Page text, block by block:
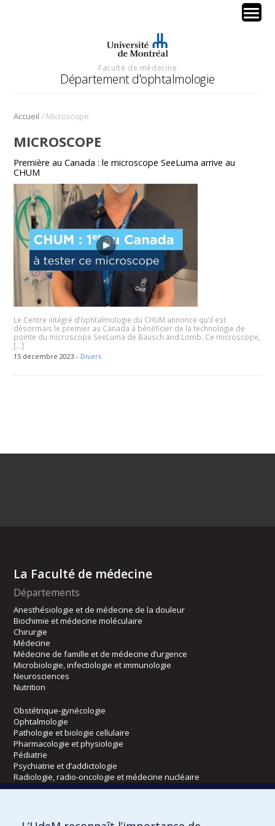
Faculté de médecine
Département d'ophtalmologie
Accueil / Microscope
MICROSCOPE
Première au Canada : le microscope SeeLuma arrive au
CHUM
Le Centre intégré d’ophtalmologie du CHUM annonce qu’il est
désormais le premier au Canada à bénéficier de la technologie de
pointe du microscope SeeLuma de Bausch and Lomb. Ce microscope,
[…]
15 décembre 2023 - Divers
La Faculté de médecine
Départements
Anesthésiologie et de médecine de la douleur
Biochimie et médecine moléculaire
Chirurgie
Médecine
Médecine de famille et de médecine d’urgence
Microbiologie, infectiologie et immunologie
Neurosciences
Nutrition
Obstétrique-gynécologie
Ophtalmologie
Pathologie et biologie cellulaire
Pharmacologie et physiologie
Pédiatrie
Psychiatrie et d’addictologie
Radiologie, radio-oncologie et médecine nucléaire